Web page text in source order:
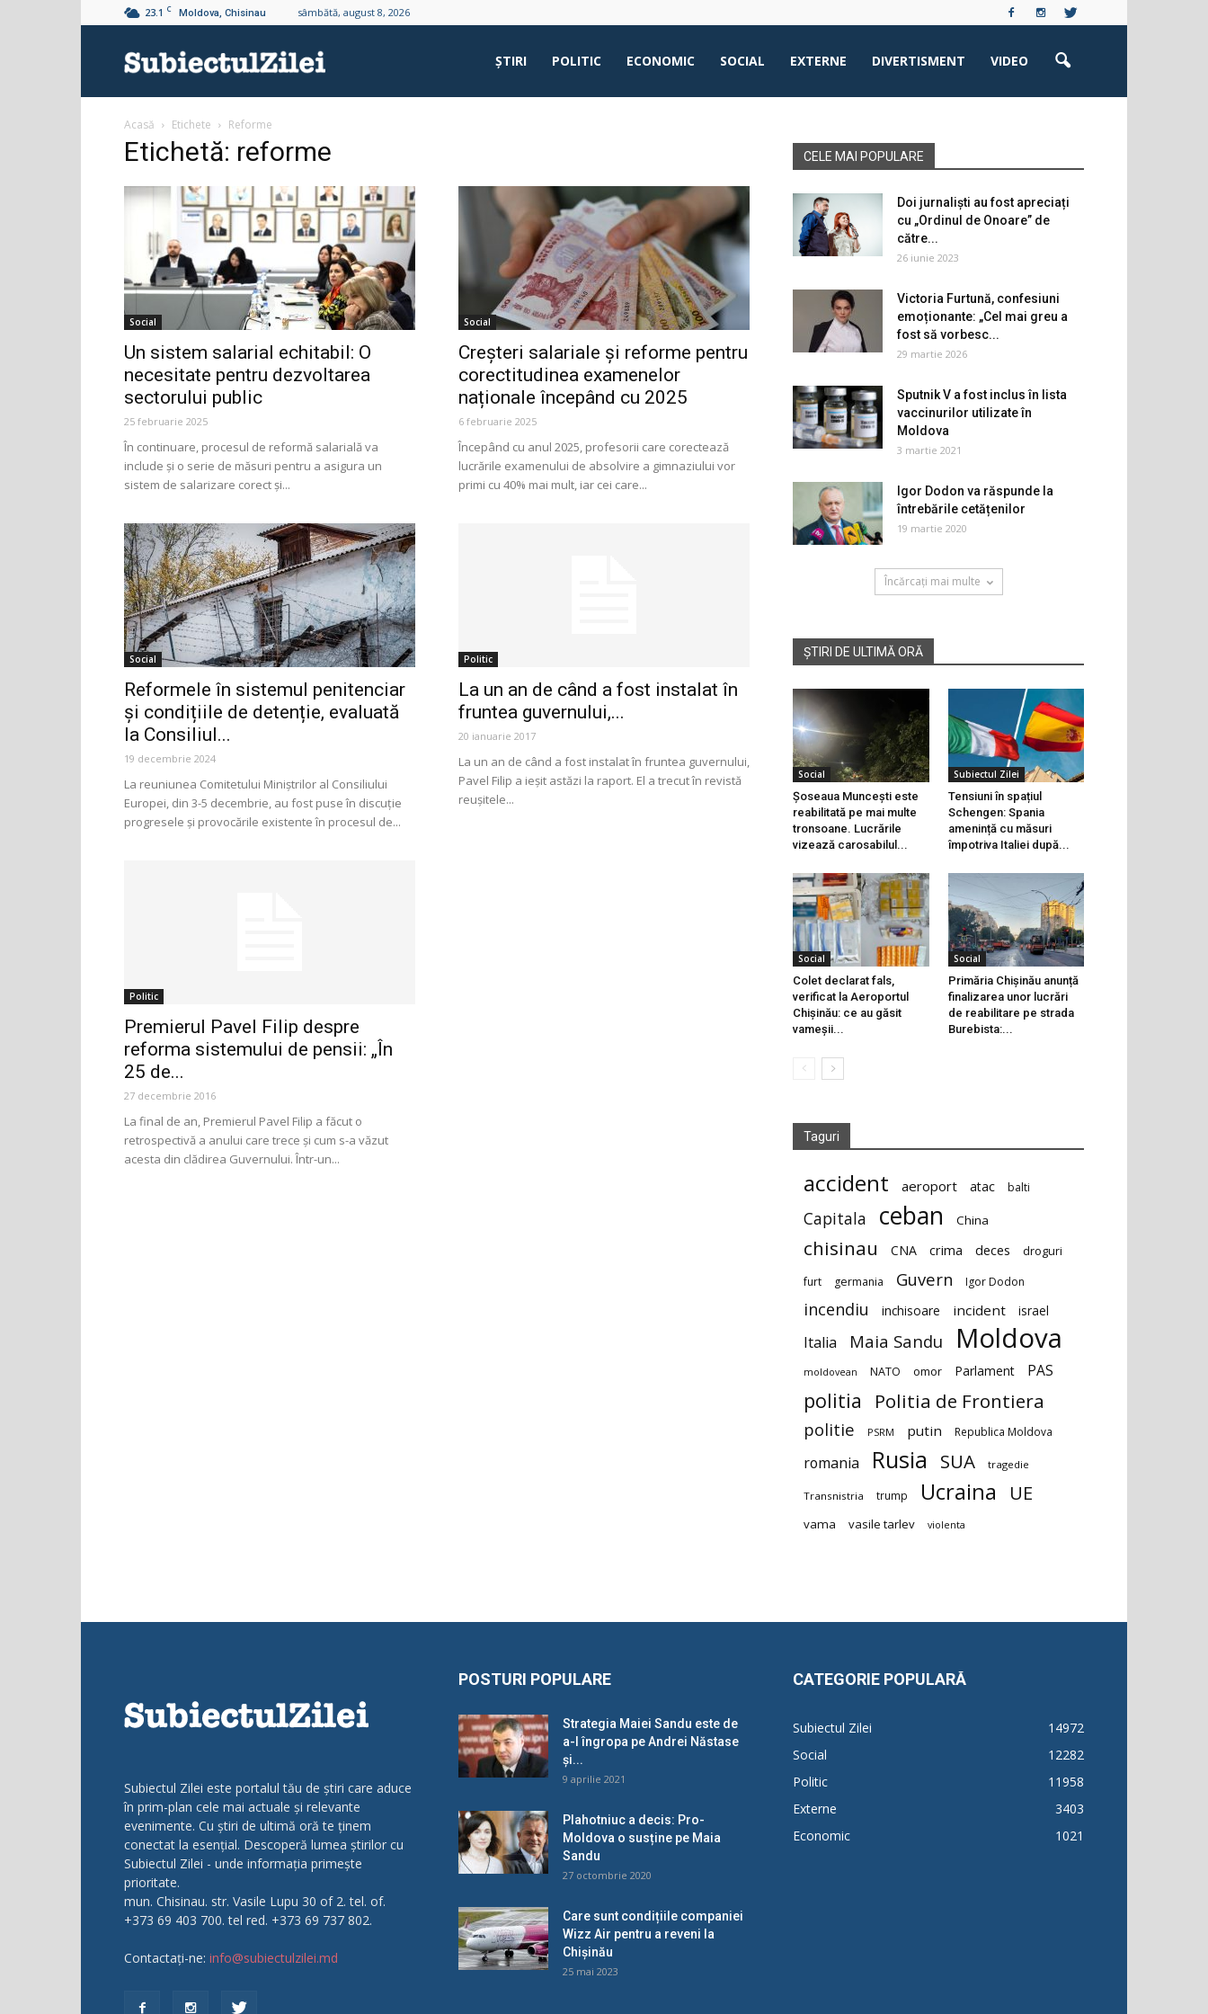
23.1 C Moldova, Chisinau sâmbătă, august 8, 2026
ŞTIRI POLITIC ECONOMIC SOCIAL EXTERNE DIVERTISMENT VIDEO
Acasă Etichete Reforme
Etichetă: reforme
Social
Un sistem salarial echitabil: O
necesitate pentru dezvoltarea
sectorului public
25 februarie 2025
În continuare, procesul de reformă salarială va
include și o serie de măsuri pentru a asigura un
sistem de salarizare corect și...
Social
Creșteri salariale și reforme pentru
corectitudinea examenelor
naționale începând cu 2025
6 februarie 2025
Începând cu anul 2025, profesorii care corectează
lucrările examenului de absolvire a gimnaziului vor
primi cu 40% mai mult, iar cei care...
Social
Reformele în sistemul penitenciar
și condițiile de detenție, evaluată
la Consiliul...
19 decembrie 2024
La reuniunea Comitetului Miniștrilor al Consiliului
Europei, din 3-5 decembrie, au fost puse în discuție
progresele și provocările existente în procesul de...
Politic
La un an de când a fost instalat în
fruntea guvernului,...
20 ianuarie 2017
La un an de când a fost instalat în fruntea guvernului,
Pavel Filip a ieșit astăzi la raport. El a trecut în revistă
reușitele...
Politic
Premierul Pavel Filip despre
reforma sistemului de pensii: „În
25 de...
27 decembrie 2016
La final de an, Premierul Pavel Filip a făcut o
retrospectivă a anului care trece şi cum s-a văzut
acesta din clădirea Guvernului. Într-un...
CELE MAI POPULARE
Doi jurnaliști au fost apreciați
cu „Ordinul de Onoare” de
către...
26 iunie 2023
Victoria Furtună, confesiuni
emoționante: „Cel mai greu a
fost să vorbesc...
29 martie 2026
Sputnik V a fost inclus în lista
vaccinurilor utilizate în
Moldova
3 martie 2021
Igor Dodon va răspunde la
întrebările cetățenilor
19 martie 2020
Încărcați mai multe
ȘTIRI DE ULTIMĂ ORĂ
Social
Șoseaua Muncești este
reabilitată pe mai multe
tronsoane. Lucrările
vizează carosabilul...
Subiectul Zilei
Tensiuni în spațiul
Schengen: Spania
amenință cu măsuri
împotriva Italiei după...
Social
Colet declarat fals,
verificat la Aeroportul
Chișinău: ce au găsit
vameșii...
Social
Primăria Chișinău anunță
finalizarea unor lucrări
de reabilitare pe strada
Burebista:...
Taguri
accident aeroport atac balti
Capitala ceban China
chisinau CNA crima deces droguri
furt germania Guvern Igor Dodon
incendiu inchisoare incident israel
Italia Maia Sandu Moldova
moldovean NATO omor Parlament PAS
politia Politia de Frontiera
politie PSRM putin Republica Moldova
romania Rusia SUA tragedie
Transnistria trump Ucraina UE
vama vasile tarlev violenta
Subiectul Zilei este portalul tău de știri care aduce
în prim-plan cele mai actuale și relevante
evenimente. Cu știri de ultimă oră te ținem
conectat la esențial. Descoperă lumea știrilor cu
Subiectul Zilei - unde informația primește
prioritate.
mun. Chisinau. str. Vasile Lupu 30 of 2. tel. of.
+373 69 403 700. tel red. +373 69 737 802.
Contactați-ne: info@subiectulzilei.md
POSTURI POPULARE
Strategia Maiei Sandu este de
a-l îngropa pe Andrei Năstase
și...
9 aprilie 2021
Plahotniuc a decis: Pro-
Moldova o susține pe Maia
Sandu
27 octombrie 2020
Care sunt condițiile companiei
Wizz Air pentru a reveni la
Chișinău
25 mai 2023
CATEGORIE POPULARĂ
Subiectul Zilei
14972
Social
12282
Politic
11958
Externe
3403
Economic
1021